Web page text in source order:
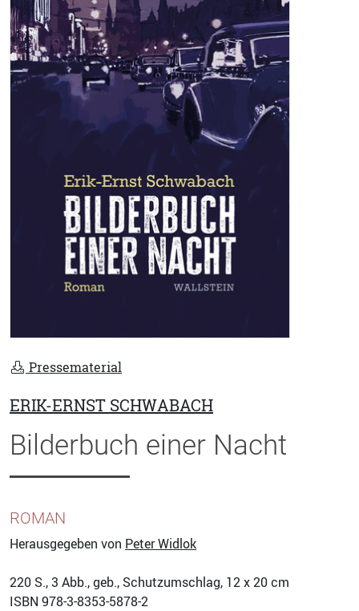
Pressematerial
ERIK-ERNST SCHWABACH
Bilderbuch einer Nacht
ROMAN
Herausgegeben von Peter Widlok
220 S., 3 Abb., geb., Schutzumschlag, 12 x 20 cm
ISBN 978-3-8353-5878-2